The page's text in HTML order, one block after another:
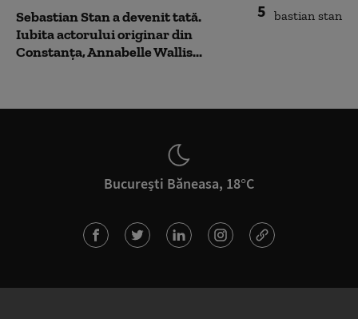
5
Sebastian Stan a devenit tată.
Iubita actorului originar din
Constanța, Annabelle Wallis...
București Băneasa, 18°C